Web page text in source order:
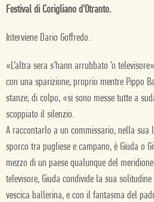
Festival di Corigliano d'Otranto.
Interviene Dario Goffredo.
«L’altra sera s’hann arrubbato ’o
con una sparizione, proprio mentre Pippo
stanze, di colpo, «si sono messe tutte a
scoppiato il silenzio.
A raccontarlo a un commissario, nella sua
sporco tra pugliese e campano, è Giuda o
mezzo di un paese qualunque del
televisore, Giuda condivide la sua
vescica ballerina, e con il fantasma del